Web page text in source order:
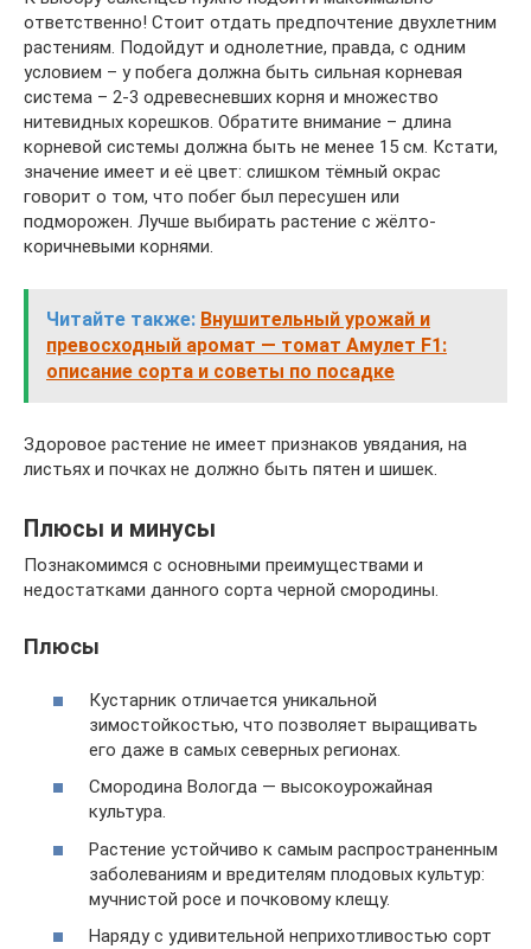
ответственно! Стоит отдать предпочтение двухлетним
растениям. Подойдут и однолетние, правда, с одним
условием – у побега должна быть сильная корневая
система – 2-3 одревесневших корня и множество
нитевидных корешков. Обратите внимание – длина
корневой системы должна быть не менее 15 см. Кстати,
значение имеет и её цвет: слишком тёмный окрас
говорит о том, что побег был пересушен или
подморожен. Лучше выбирать растение с жёлто-
коричневыми корнями.
Читайте также: Внушительный урожай и
превосходный аромат — томат Амулет F1:
описание сорта и советы по посадке
Здоровое растение не имеет признаков увядания, на
листьях и почках не должно быть пятен и шишек.
Плюсы и минусы
Познакомимся с основными преимуществами и
недостатками данного сорта черной смородины.
Плюсы
Кустарник отличается уникальной
зимостойкостью, что позволяет выращивать
его даже в самых северных регионах.
Смородина Вологда — высокоурожайная
культура.
Растение устойчиво к самым распространенным
заболеваниям и вредителям плодовых культур:
мучнистой росе и почковому клещу.
Наряду с удивительной неприхотливостью сорт